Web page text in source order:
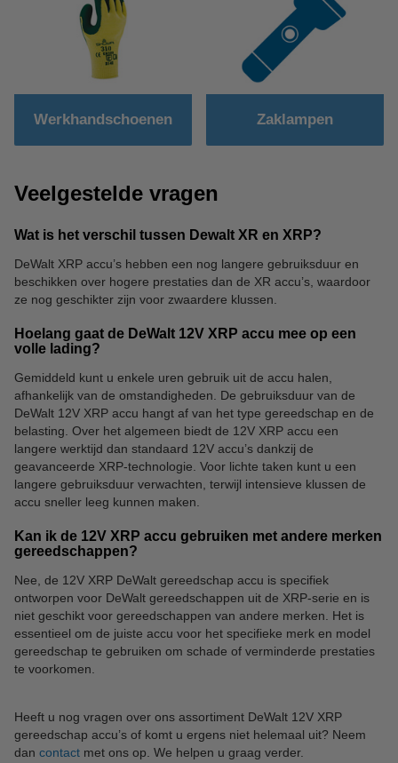
Werkhandschoenen Zaklampen
Veelgestelde vragen
Wat is het verschil tussen Dewalt XR en XRP?
DeWalt XRP accu’s hebben een nog langere gebruiksduur en
beschikken over hogere prestaties dan de XR accu’s, waardoor
ze nog geschikter zijn voor zwaardere klussen.
Hoelang gaat de DeWalt 12V XRP accu mee op een
volle lading?
Gemiddeld kunt u enkele uren gebruik uit de accu halen,
afhankelijk van de omstandigheden. De gebruiksduur van de
DeWalt 12V XRP accu hangt af van het type gereedschap en de
belasting. Over het algemeen biedt de 12V XRP accu een
langere werktijd dan standaard 12V accu’s dankzij de
geavanceerde XRP-technologie. Voor lichte taken kunt u een
langere gebruiksduur verwachten, terwijl intensieve klussen de
accu sneller leeg kunnen maken.
Kan ik de 12V XRP accu gebruiken met andere merken
gereedschappen?
Nee, de 12V XRP DeWalt gereedschap accu is specifiek
ontworpen voor DeWalt gereedschappen uit de XRP-serie en is
niet geschikt voor gereedschappen van andere merken. Het is
essentieel om de juiste accu voor het specifieke merk en model
gereedschap te gebruiken om schade of verminderde prestaties
te voorkomen.
Heeft u nog vragen over ons assortiment DeWalt 12V XRP
gereedschap accu’s of komt u ergens niet helemaal uit? Neem
dan contact met ons op. We helpen u graag verder.